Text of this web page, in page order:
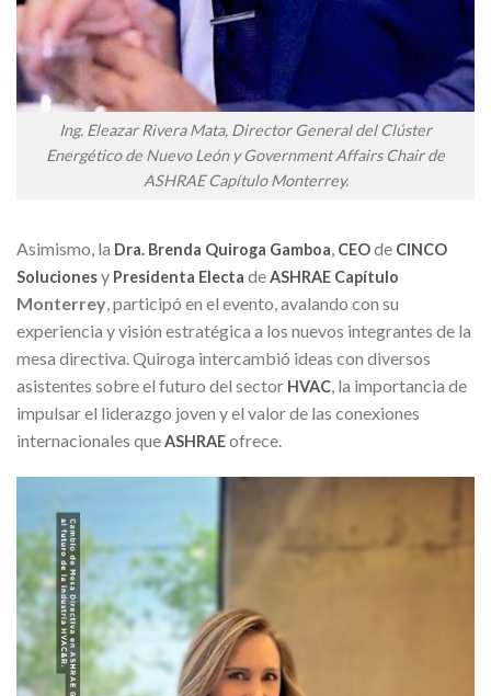
Ing. Eleazar Rivera Mata, Director General del Clúster
Energético de Nuevo León y Government Affairs Chair de
ASHRAE Capítulo Monterrey.
Asimismo, la Dra. Brenda Quiroga Gamboa, CEOde CINCO
Solucionesy Presidenta Electa deASHRAE Capítulo
Monterrey, participó en el evento, avalando con su
experiencia y visión estratégica a los nuevos integrantes de la
mesa directiva. Quiroga intercambió ideas con diversos
asistentes sobre el futuro del sector HVAC, la importancia de
impulsar el liderazgo joven y el valor de las conexiones
internacionales queASHRAEofrece.